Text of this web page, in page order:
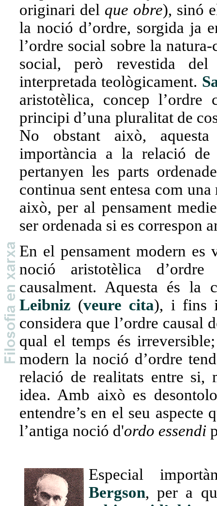
originari del que obre), sinó
la noció d’ordre, sorgida ja
l’ordre social sobre la
social, però revestida
interpretada teològicament.
aristotèlica, concep
principi d’una pluralitat de
No obstant això,
importància a la relació
pertanyen les parts
continua sent entesa com
això, per al pensament
ser ordenada si es correspon
En el pensament modern es
noció aristotèlica
causalment. Aquesta és la
Leibniz (veure cita), i fins
considera que l’ordre causal
qual el temps és
modern la noció d’ordre
relació de realitats entre si,
idea. Amb això es
entendre’s en el seu
l’antiga noció d'ordo essendi
Especial
Bergson, per a